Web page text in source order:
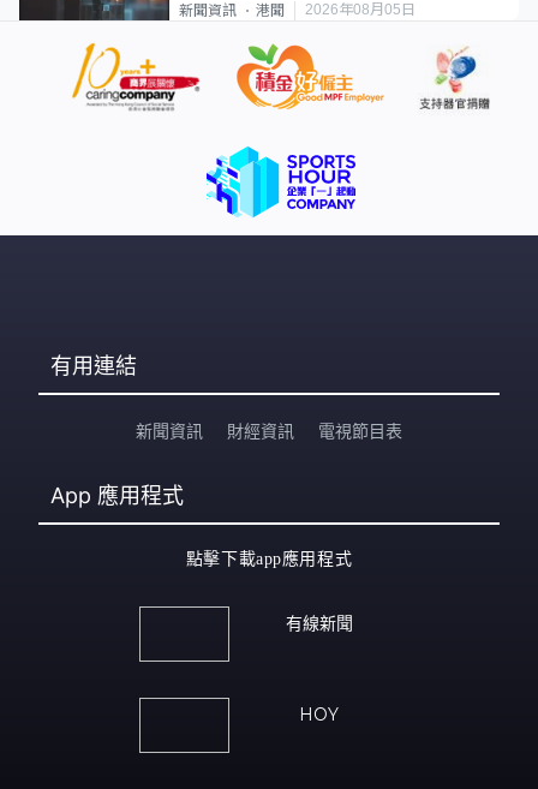
新聞資訊 港聞 2026年08月05日
有用連結
新聞資訊 財經資訊 電視節目表
App 應用程式
點擊下載app應用程式
有線新聞
HOY